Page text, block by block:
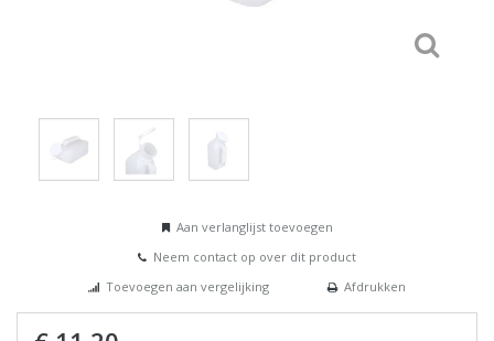
Aan verlanglijst toevoegen
Neem contact op over dit product
Toevoegen aan vergelijking
Afdrukken